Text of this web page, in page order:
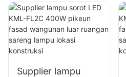
tempat parkir
sareng gudang luar
ruangan
Supplier lampu